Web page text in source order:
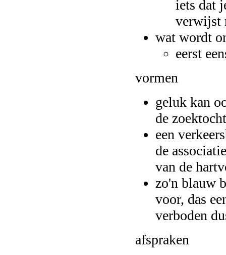
iets dat
verwijst
wat wordt
eerst
vormen
geluk kan
de
een
de
van de
zo'n blauw
voor, das
verboden
afspraken